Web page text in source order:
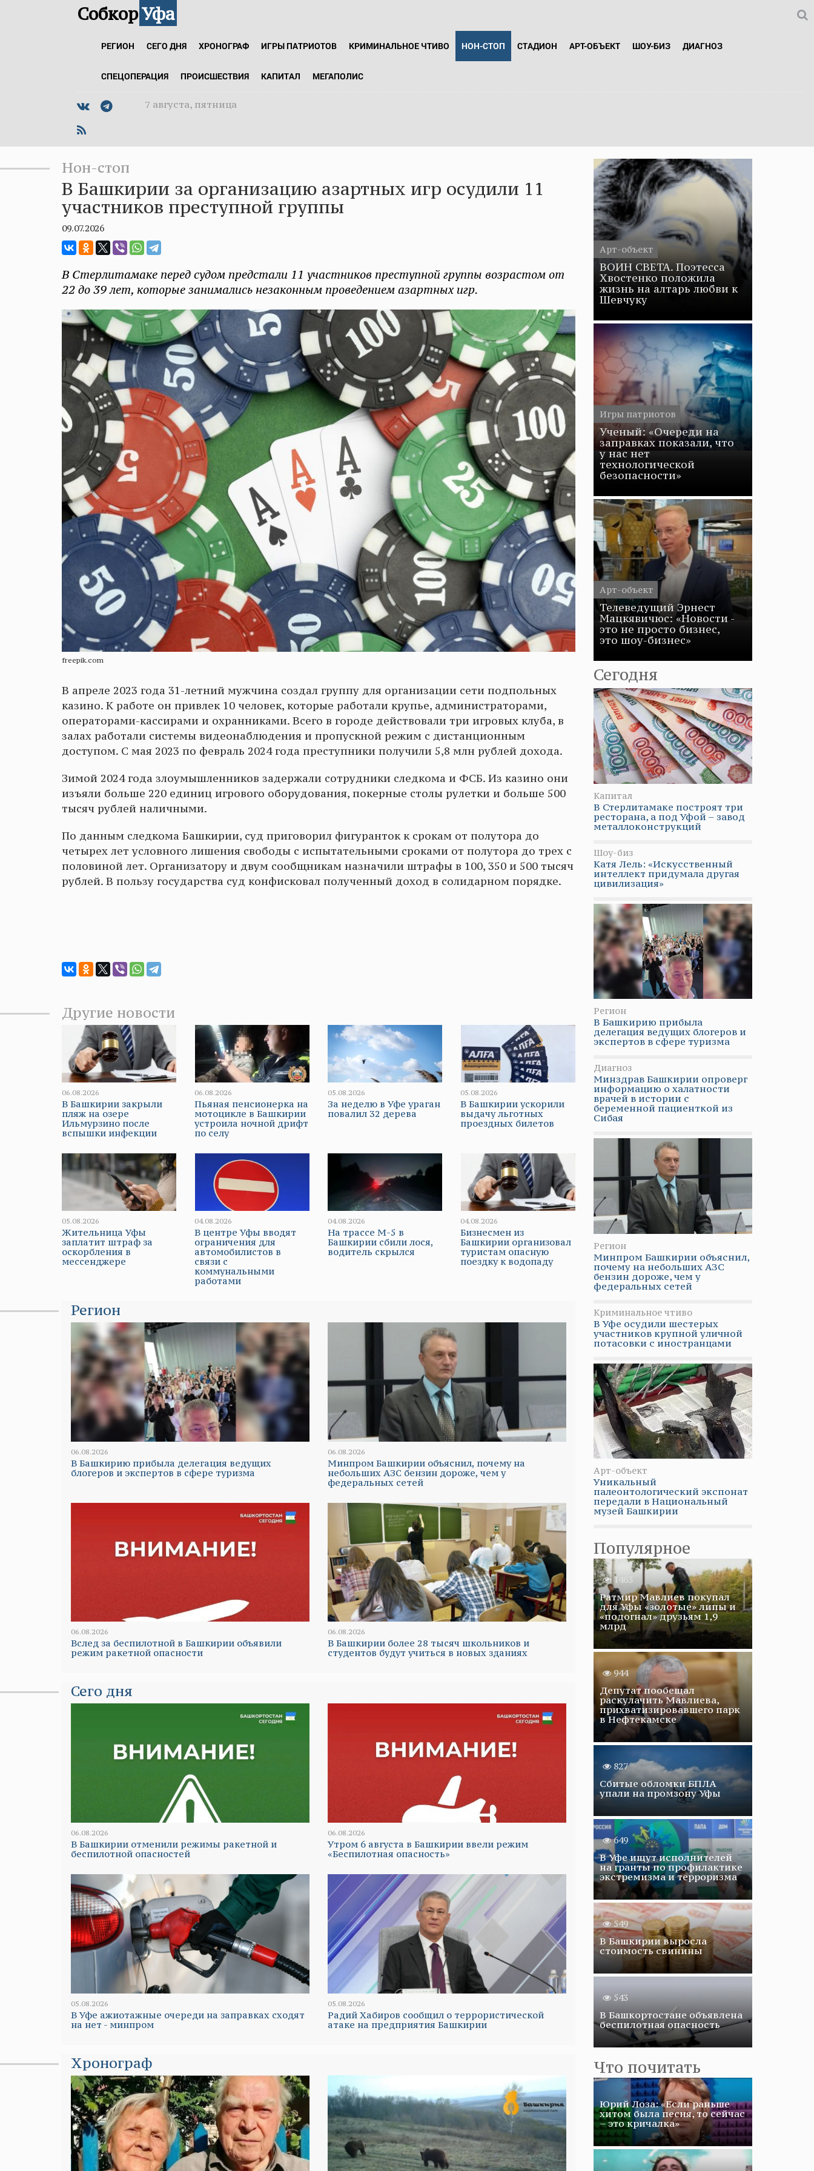
СобкорУфа
РЕГИОН СЕГО ДНЯ ХРОНОГРАФ ИГРЫ ПАТРИОТОВ КРИМИНАЛЬНОЕ ЧТИВО НОН-СТОП СТАДИОН АРТ-ОБЪЕКТ ШОУ-БИЗ ДИАГНОЗ
СПЕЦОПЕРАЦИЯ ПРОИСШЕСТВИЯ КАПИТАЛ МЕГАПОЛИС
7 августа, пятница
Нон-стоп
В Башкирии за организацию азартных игр осудили 11
участников преступной группы
09.07.2026
В Стерлитамаке перед судом предстали 11 участников преступной группы возрастом от
22 до 39 лет, которые занимались незаконным проведением азартных игр.
freepik.com
В апреле 2023 года 31-летний мужчина создал группу для организации сети подпольных
казино. К работе он привлек 10 человек, которые работали крупье, администраторами,
операторами-кассирами и охранниками. Всего в городе действовали три игровых клуба, в
залах работали системы видеонаблюдения и пропускной режим с дистанционным
доступом. С мая 2023 по февраль 2024 года преступники получили 5,8 млн рублей дохода.
Зимой 2024 года злоумышленников задержали сотрудники следкома и ФСБ. Из казино они
изъяли больше 220 единиц игрового оборудования, покерные столы рулетки и больше 500
тысяч рублей наличными.
По данным следкома Башкирии, суд приговорил фигуранток к срокам от полутора до
четырех лет условного лишения свободы с испытательными сроками от полутора до трех с
половиной лет. Организатору и двум сообщникам назначили штрафы в 100, 350 и 500 тысяч
рублей. В пользу государства суд конфисковал полученный доход в солидарном порядке.
Другие новости
06.08.2026
В Башкирии закрыли
пляж на озере
Ильмурзино после
вспышки инфекции
06.08.2026
Пьяная пенсионерка на
мотоцикле в Башкирии
устроила ночной дрифт
по селу
05.08.2026
За неделю в Уфе ураган
повалил 32 дерева
05.08.2026
В Башкирии ускорили
выдачу льготных
проездных билетов
05.08.2026
Жительница Уфы
заплатит штраф за
оскорбления в
мессенджере
04.08.2026
В центре Уфы вводят
ограничения для
автомобилистов в
связи с
коммунальными
работами
04.08.2026
На трассе М-5 в
Башкирии сбили лося,
водитель скрылся
04.08.2026
Бизнесмен из
Башкирии организовал
туристам опасную
поездку к водопаду
Регион
06.08.2026
В Башкирию прибыла делегация ведущих
блогеров и экспертов в сфере туризма
06.08.2026
Минпром Башкирии объяснил, почему на
небольших АЗС бензин дороже, чем у
федеральных сетей
06.08.2026
Вслед за беспилотной в Башкирии объявили
режим ракетной опасности
06.08.2026
В Башкирии более 28 тысяч школьников и
студентов будут учиться в новых зданиях
Сего дня
06.08.2026
В Башкирии отменили режимы ракетной и
беспилотной опасностей
06.08.2026
Утром 6 августа в Башкирии ввели режим
«Беспилотная опасность»
05.08.2026
В Уфе ажиотажные очереди на заправках сходят
на нет - минпром
05.08.2026
Радий Хабиров сообщил о террористической
атаке на предприятия Башкирии
Хронограф
Арт-объект
ВОИН СВЕТА. Поэтесса
Хвостенко положила
жизнь на алтарь любви к
Шевчуку
Игры патриотов
Ученый: «Очереди на
заправках показали, что
у нас нет
технологической
безопасности»
Арт-объект
Телеведущий Эрнест
Мацкявичюс: «Новости -
это не просто бизнес,
это шоу-бизнес»
Сегодня
Капитал
В Стерлитамаке построят три
ресторана, а под Уфой – завод
металлоконструкций
Шоу-биз
Катя Лель: «Искусственный
интеллект придумала другая
цивилизация»
Регион
В Башкирию прибыла
делегация ведущих блогеров и
экспертов в сфере туризма
Диагноз
Минздрав Башкирии опроверг
информацию о халатности
врачей в истории с
беременной пациенткой из
Сибая
Регион
Минпром Башкирии объяснил,
почему на небольших АЗС
бензин дороже, чем у
федеральных сетей
Криминальное чтиво
В Уфе осудили шестерых
участников крупной уличной
потасовки с иностранцами
Арт-объект
Уникальный
палеонтологический экспонат
передали в Национальный
музей Башкирии
Популярное
1463
Ратмир Мавлиев покупал
для Уфы «золотые» липы и
«подогнал» друзьям 1,9
млрд
944
Депутат пообещал
раскулачить Мавлиева,
прихватизировавшего парк
в Нефтекамске
827
Сбитые обломки БПЛА
упали на промзону Уфы
649
В Уфе ищут исполнителей
на гранты по профилактике
экстремизма и терроризма
549
В Башкирии выросла
стоимость свинины
543
В Башкортостане объявлена
беспилотная опасность
Что почитать
Юрий Лоза: «Если раньше
хитом была песня, то сейчас
– это кричалка»